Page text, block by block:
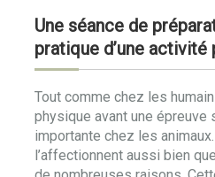
Une séance de
pratique d’une activité
Tout comme chez les
physique avant une
importante chez les
l’affectionnent aussi bien